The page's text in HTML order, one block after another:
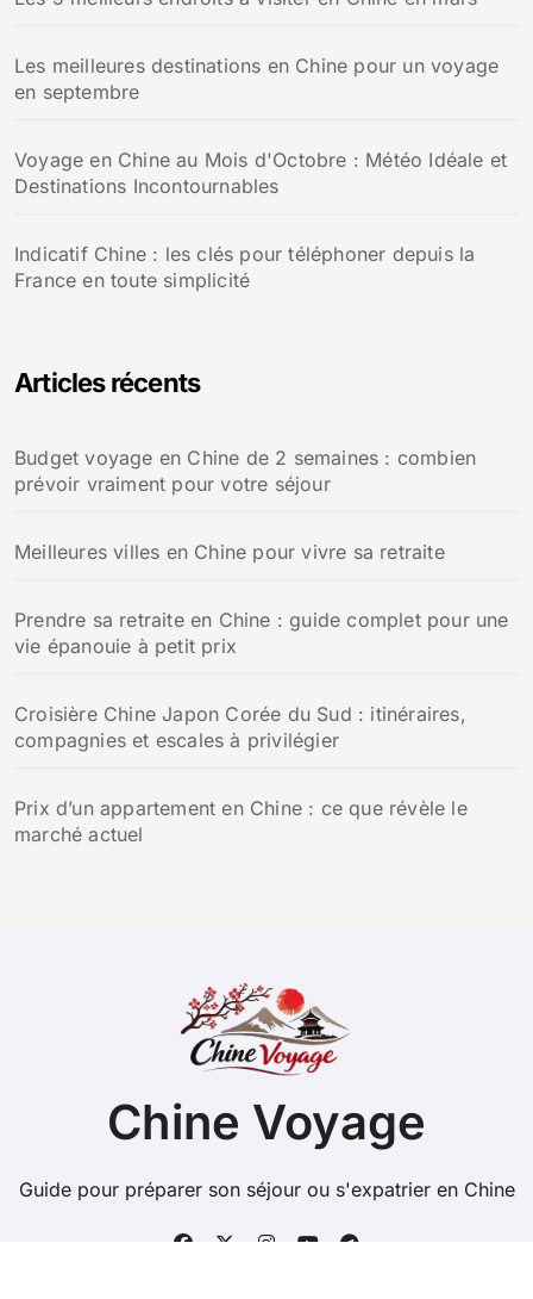
Les meilleures destinations en Chine pour un voyage
en septembre
Voyage en Chine au Mois d'Octobre : Météo Idéale et
Destinations Incontournables
Indicatif Chine : les clés pour téléphoner depuis la
France en toute simplicité
Articles récents
Budget voyage en Chine de 2 semaines : combien
prévoir vraiment pour votre séjour
Meilleures villes en Chine pour vivre sa retraite
Prendre sa retraite en Chine : guide complet pour une
vie épanouie à petit prix
Croisière Chine Japon Corée du Sud : itinéraires,
compagnies et escales à privilégier
Prix d’un appartement en Chine : ce que révèle le
marché actuel
Chine Voyage
Guide pour préparer son séjour ou s'expatrier en Chine